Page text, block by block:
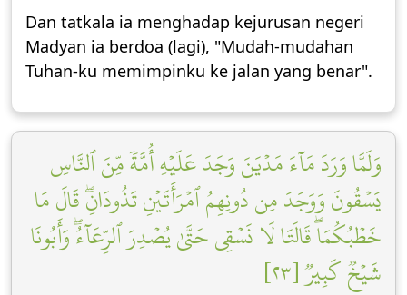
Dan tatkala ia menghadap kejurusan negeri
Madyan ia berdoa (lagi), "Mudah-mudahan
Tuhan-ku memimpinku ke jalan yang benar".
وَلَمَّا وَرَدَ مَآءَ مَدۡيَنَ وَجَدَ عَلَيۡهِ أُمَّةٗ مِّنَ ٱلنَّاسِ
يَسۡقُونَ وَوَجَدَ مِن دُونِهِمُ ٱمۡرَأَتَيۡنِ تَذُودَانِۖ قَالَ مَا
خَطۡبُكُمَاۖ قَالَتَا لَا نَسۡقِي حَتَّىٰ يُصۡدِرَ ٱلرِّعَآءُۖ وَأَبُونَا
شَيۡخٞ كَبِيرٞ [٢٣]